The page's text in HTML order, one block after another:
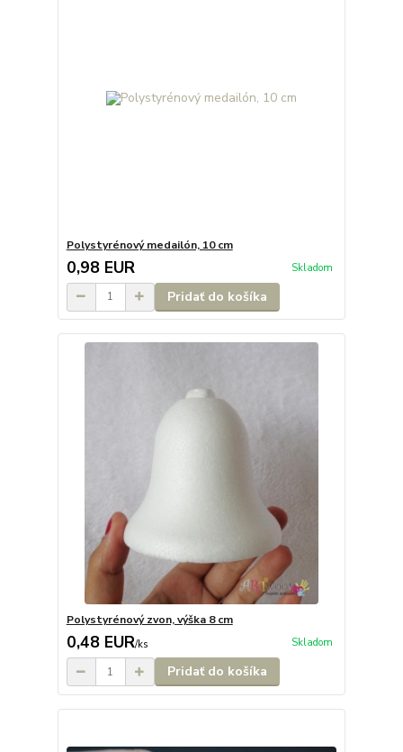
Polystyrénový medailón, 10 cm
0,98 EUR Skladom
Pridať do košíka
Polystyrénový zvon, výška 8 cm
0,48 EUR/ks Skladom
Pridať do košíka